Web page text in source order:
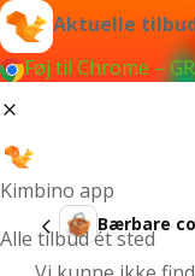
Aktuelle
Føj til Chrome –
Kimbino app
Alle tilbud ét sted
Bærbare